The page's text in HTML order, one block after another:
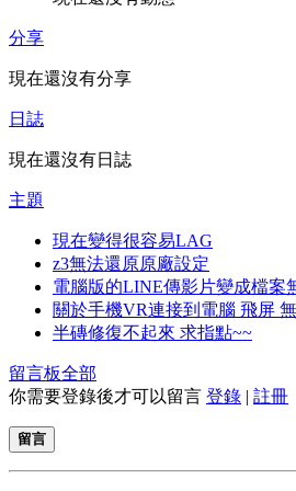
分享
現在還沒有分享
日誌
現在還沒有日誌
主題
現在變得很容易LAG
z3無法還原原廠設定
電腦版的LINE傳影片變成檔案
關於手機VR連接到電腦 飛屏
半磚修復不起來 求指點~~
留言板全部
你需要登錄後才可以留言 登錄 | 註冊
留言